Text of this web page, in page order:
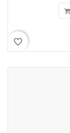
favorite_border